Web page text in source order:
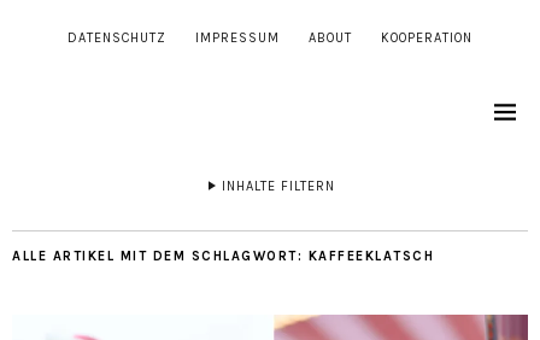
DATENSCHUTZ IMPRESSUM ABOUT KOOPERATION
INHALTE FILTERN
ALLE ARTIKEL MIT DEM SCHLAGWORT: KAFFEEKLATSCH